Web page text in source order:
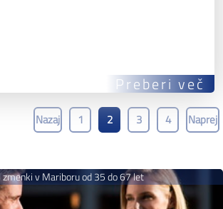
Preberi več
Nazaj 1 2 3 4 Naprej
zmenki v Mariboru od 35 do 67 let